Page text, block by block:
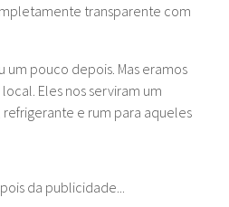
transparente com
pouco depois. Mas eramos
Eles nos serviram um
e rum para aqueles
da publicidade...